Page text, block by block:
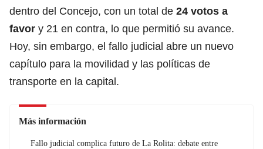
dentro del Concejo, con un total de 24 votos a
favor y 21 en contra, lo que permitió su avance.
Hoy, sin embargo, el fallo judicial abre un nuevo
capítulo para la movilidad y las políticas de
transporte en la capital.
Más información
Fallo judicial complica futuro de La Rolita: debate entre